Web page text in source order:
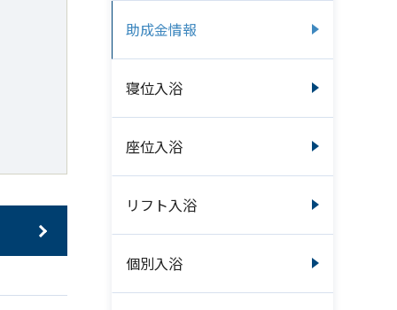
助成金情報
寝位入浴
座位入浴
リフト入浴
個別入浴